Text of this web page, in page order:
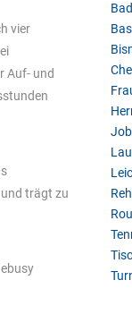
vier
Auf- und
trägt zu
ebusy